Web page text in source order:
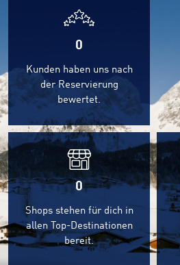
0
Kunden haben uns nach
der Reservierung
bewertet.
0
Shops stehen für dich in
allen Top-Destinationen
bereit.